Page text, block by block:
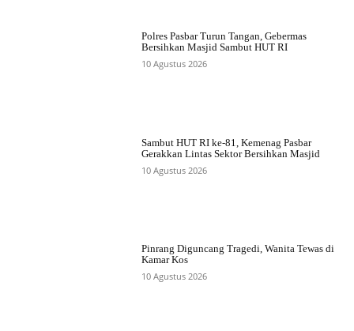
Polres Pasbar Turun Tangan, Gebermas
Bersihkan Masjid Sambut HUT RI
10 Agustus 2026
Sambut HUT RI ke-81, Kemenag Pasbar
Gerakkan Lintas Sektor Bersihkan Masjid
10 Agustus 2026
Pinrang Diguncang Tragedi, Wanita Tewas di
Kamar Kos
10 Agustus 2026